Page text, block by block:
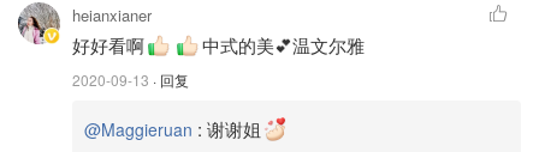
heianxianer
好好看啊 中式的美💕温文尔雅
2020-09-13 · 回复
@Maggieruan : 谢谢姐